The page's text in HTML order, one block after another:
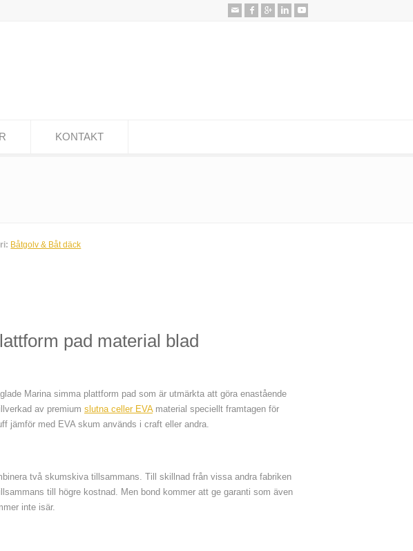
KONTAKT
Båtgolv & Båt däck
pad material blad
Marina simma plattform pad som är utmärkta att göra enastående
av premium slutna celler EVAmaterial speciellt framtagen för
jämför med EVA skum används i craft eller andra.
två skumskiva tillsammans. Till skillnad från vissa andra fabriken
till högre kostnad. Men bond kommer att ge garanti som även
inte isär.